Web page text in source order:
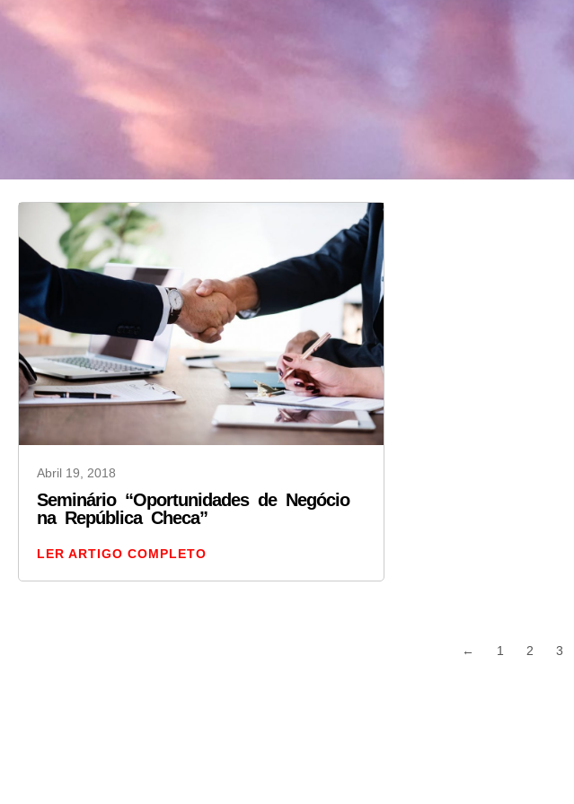
Abril 19, 2018
Seminário “Oportunidades de Negócio
na República Checa”
LER ARTIGO COMPLETO
← 1 2 3